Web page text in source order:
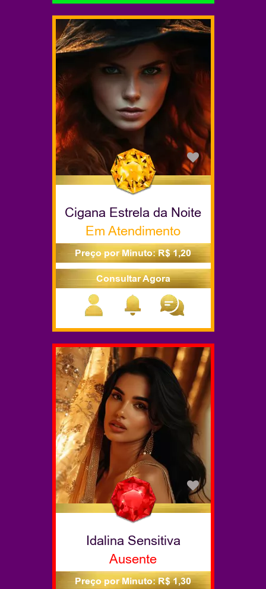
Cigana Estrela da Noite
Em Atendimento
Preço por Minuto: R$ 1,20
Consultar Agora
Idalina Sensitiva
Ausente
Preço por Minuto: R$ 1,30